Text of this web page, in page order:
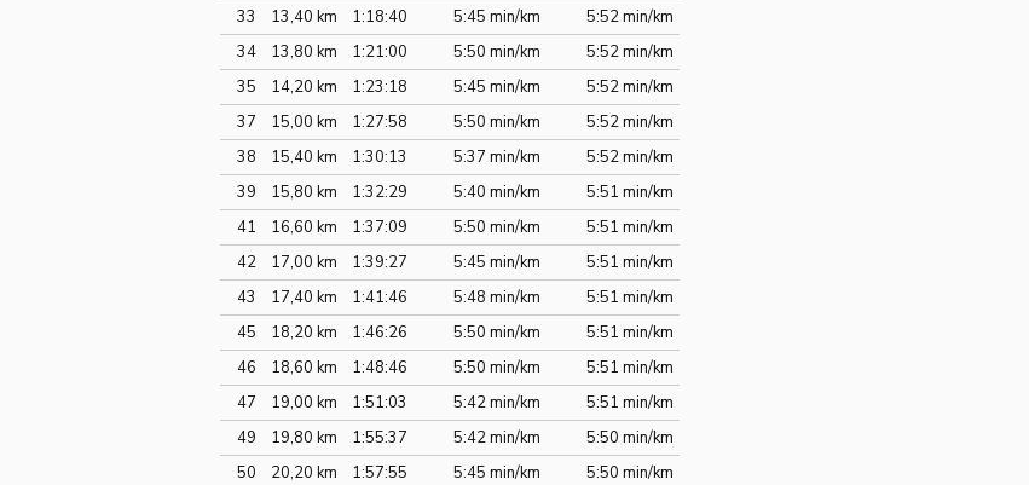
33
13,40 km 1:18:40 5:45 min/km
5:52 min/km
34
13,80 km 1:21:00 5:50 min/km
5:52 min/km
35
14,20 km 1:23:18 5:45 min/km
5:52 min/km
37
15,00 km 1:27:58 5:50 min/km
5:52 min/km
38
15,40 km 1:30:13 5:37 min/km
5:52 min/km
39
15,80 km 1:32:29 5:40 min/km
5:51 min/km
41
16,60 km 1:37:09 5:50 min/km
5:51 min/km
42
17,00 km 1:39:27 5:45 min/km
5:51 min/km
43
17,40 km 1:41:46 5:48 min/km
5:51 min/km
45
18,20 km 1:46:26 5:50 min/km
5:51 min/km
46
18,60 km 1:48:46 5:50 min/km
5:51 min/km
47
19,00 km 1:51:03 5:42 min/km
5:51 min/km
49
19,80 km 1:55:37 5:42 min/km
5:50 min/km
50
20,20 km 1:57:55 5:45 min/km
5:50 min/km